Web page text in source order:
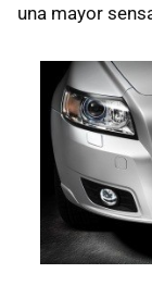
una mayor